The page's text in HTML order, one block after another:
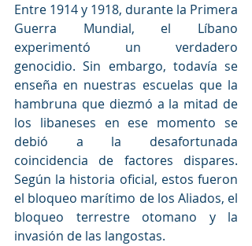
Entre 1914 y 1918, durante la Primera
Guerra Mundial, el Líbano
experimentó un verdadero
genocidio. Sin embargo, todavía se
enseña en nuestras escuelas que la
hambruna que diezmó a la mitad de
los libaneses en ese momento se
debió a la desafortunada
coincidencia de factores dispares.
Según la historia oficial, estos fueron
el bloqueo marítimo de los Aliados, el
bloqueo terrestre otomano y la
invasión de las langostas.